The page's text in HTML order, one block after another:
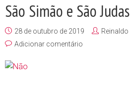
São Simão e São Judas
28 de outubro de 2019 Reinaldo
Adicionar comentário